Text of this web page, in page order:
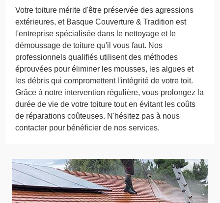
Votre toiture mérite d'être préservée des agressions
extérieures, et Basque Couverture & Tradition est
l'entreprise spécialisée dans le nettoyage et le
démoussage de toiture qu'il vous faut. Nos
professionnels qualifiés utilisent des méthodes
éprouvées pour éliminer les mousses, les algues et
les débris qui compromettent l'intégrité de votre toit.
Grâce à notre intervention régulière, vous prolongez la
durée de vie de votre toiture tout en évitant les coûts
de réparations coûteuses. N'hésitez pas à nous
contacter pour bénéficier de nos services.